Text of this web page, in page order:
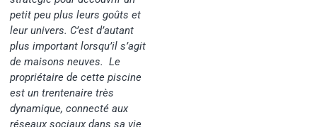
petit peu plus leurs goûts et
leur univers. C’est d’autant
plus important lorsqu’il s’agit
de maisons neuves. Le
propriétaire de cette piscine
est un trentenaire très
dynamique, connecté aux
réseaux sociaux dans sa vie